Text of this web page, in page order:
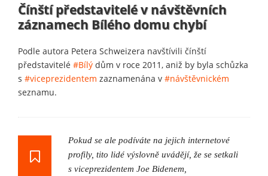
Čínští představitelé v návštěvních
záznamech Bílého domu chybí
Podle autora Petera Schweizera navštívili čínští
představitelé #Bílý dům v roce 2011, aniž by byla schůzka
s #viceprezidentem zaznamenána v #návštěvnickém
seznamu.
Pokud se ale podíváte na jejich internetové
profily, tito lidé výslovně uvádějí, že se setkali
s viceprezidentem Joe Bidenem,